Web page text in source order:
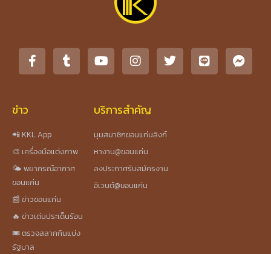
ข่าว
📲 KKL App
🎨 เครื่องมือแต่งภาพ
🌤️ พยากรณ์อากาศ
ขอนแก่น
📰 ข่าวขอนแก่น
🔥 ข่าวเด่นประเด็นร้อน
🎟️ ตรวจสลากกินแบ่ง
รัฐบาล
บริการสำคัญ
มุมสมาชิกขอนแก่นลิงก์
หางาน@ขอนแก่น
ลงประกาศรับสมัครงาน
อีเวนต์@ขอนแก่น